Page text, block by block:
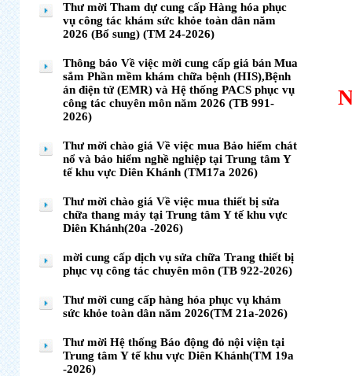
Thư mời Tham dự cung cấp Hàng hóa phục
vụ công tác khám sức khỏe toàn dân năm
2026 (Bổ sung) (TM 24-2026)
Thông báo Về việc mời cung cấp giá bán Mua
sắm Phần mềm khám chữa bệnh (HIS),Bệnh
án điện tử (EMR) và Hệ thống PACS phục vụ
công tác chuyên môn năm 2026 (TB 991-
2026)
Thư mời chào giá Về việc mua Bảo hiểm chát
nổ và bảo hiểm nghề nghiệp tại Trung tâm Y
tế khu vực Diên Khánh (TM17a 2026)
Thư mời chào giá Về việc mua thiết bị sửa
chữa thang máy tại Trung tâm Y tế khu vực
Diên Khánh(20a -2026)
mời cung cấp dịch vụ sửa chữa Trang thiết bị
phục vụ công tác chuyên môn (TB 922-2026)
Thư mời cung cấp hàng hóa phục vụ khám
sức khỏe toàn dân năm 2026(TM 21a-2026)
Thư mời Hệ thống Báo động đỏ nội viện tại
Trung tâm Y tế khu vực Diên Khánh(TM 19a
-2026)